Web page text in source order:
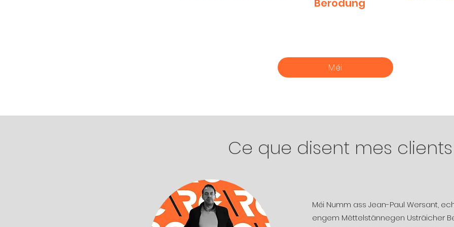
Berodung
Méi
Ce que disent mes clients
Méi Numm ass Jean-Paul Wersant,
engem Mëttelstännegen Usträicher